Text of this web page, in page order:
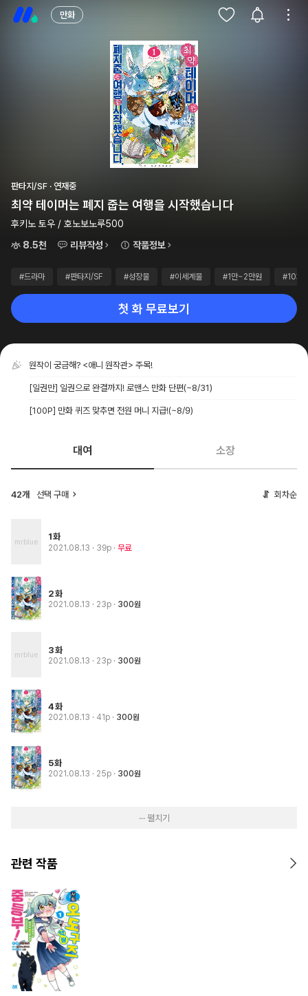
만화
판타지/SF · 연재중
최약 테이머는 폐지 줍는 여행을 시작했습니다
후키노 토우 / 호노보노루500
8.5천
리뷰작성 작품정보
#드라마 #판타지/SF #성장물 #이세계물 #1만~2만원 #10화
첫 화 무료보기
원작이 궁금해? <애니 원작관> 주목!
[일권만] 일권으로 완결까지! 로맨스 만화 단편(~8/31)
[100P] 만화 퀴즈 맞추면 전원 머니 지급!(~8/9)
대여 소장
42개 선택 구매 회차순
1화
2021.08.13 · 39p 무료
2화
2021.08.13 · 23p 300원
3화
2021.08.13 · 23p 300원
4화
2021.08.13 · 41p 300원
5화
2021.08.13 · 25p 300원
··· 펼치기
관련 작품